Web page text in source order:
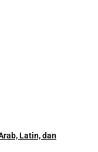
Latin, dan